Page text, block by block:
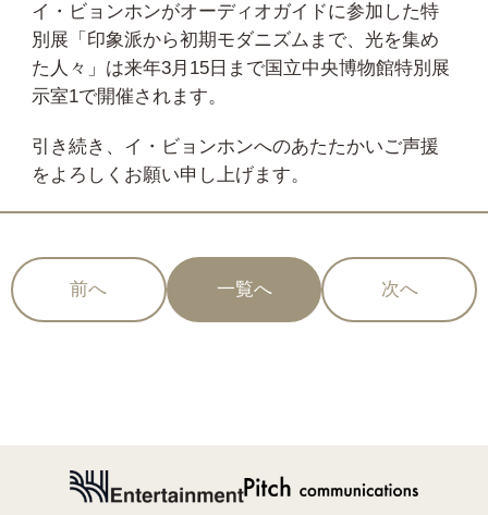
イ・ビョンホンがオーディオガイドに参加した特
別展「印象派から初期モダニズムまで、光を集め
た人々」は来年3月15日まで国立中央博物館特別展
示室1で開催されます。
引き続き、イ・ビョンホンへのあたたかいご声援
をよろしくお願い申し上げます。
前へ 一覧へ 次へ